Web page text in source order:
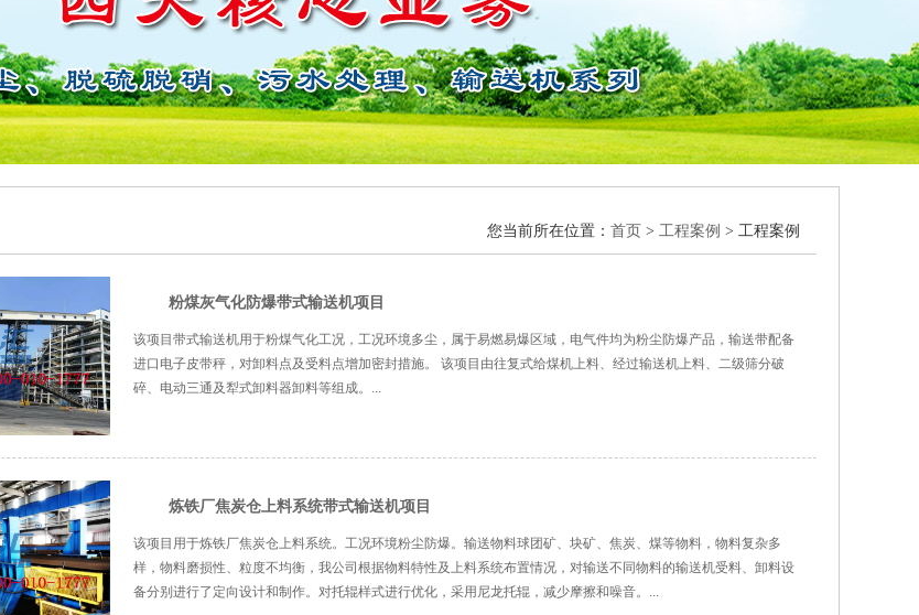
您当前所在位置： 首页 > 工程案例 > 工程案例
粉煤灰气化防爆带式输送机项目
该项目带式输送机用于粉煤气化工况，工况环境多尘，属于易燃易爆区域，电气件均为粉尘防爆产品，输送带配备
进口电子皮带秤，对卸料点及受料点增加密封措施。 该项目由往复式给煤机上料、经过输送机上料、二级筛分破
碎、电动三通及犁式卸料器卸料等组成。...
炼铁厂焦炭仓上料系统带式输送机项目
该项目用于炼铁厂焦炭仓上料系统。工况环境粉尘防爆。输送物料球团矿、块矿、焦炭、煤等物料，物料复杂多
样，物料磨损性、粒度不均衡，我公司根据物料特性及上料系统布置情况，对输送不同物料的输送机受料、卸料设
备分别进行了定向设计和制作。对托辊样式进行优化，采用尼龙托辊，减少摩擦和噪音。...